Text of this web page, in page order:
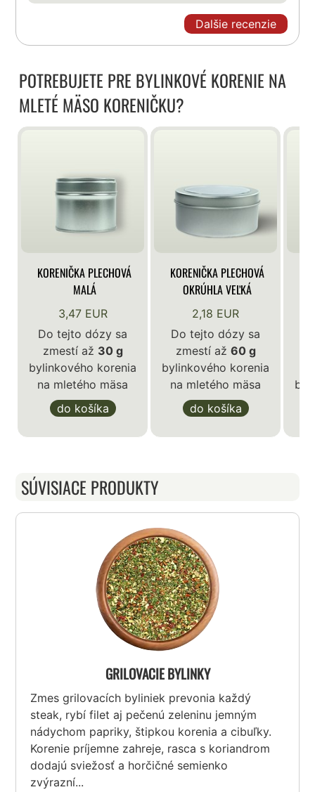
Dalšie recenzie
POTREBUJETE PRE BYLINKOVÉ KORENIE NA
MLETÉ MÄSO KORENIČKU?
KORENIČKA PLECHOVÁ
MALÁ
3,47 EUR
Do tejto dózy sa
zmestí až 30 g
bylinkového korenia
na mletého mäsa
do košíka
KORENIČKA PLECHOVÁ
OKRÚHLA VEĽKÁ
2,18 EUR
Do tejto dózy sa
zmestí až 60 g
bylinkového korenia
na mletého mäsa
do košíka
SÚVISIACE PRODUKTY
GRILOVACIE BYLINKY
Zmes grilovacích byliniek prevonia každý
steak, rybí filet aj pečenú zeleninu jemným
nádychom papriky, štipkou korenia a cibuľky.
Korenie príjemne zahreje, rasca s koriandrom
dodajú sviežosť a horčičné semienko
zvýrazní...